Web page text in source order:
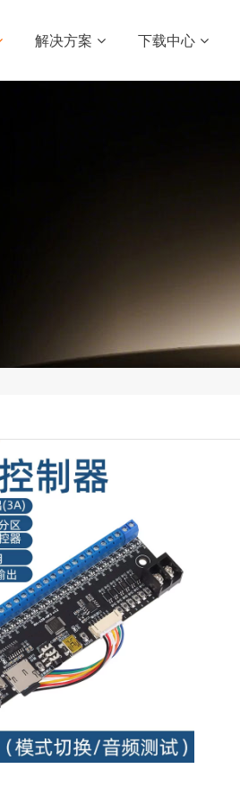
解决方案 下载中心